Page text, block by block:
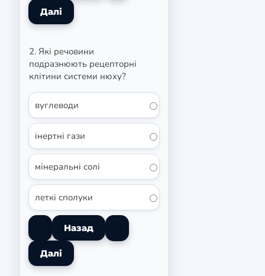
2. Які речовини
подразнюють рецепторні
клітини системи нюху?
вуглеводи
інертні гази
мінеральні солі
леткі сполуки